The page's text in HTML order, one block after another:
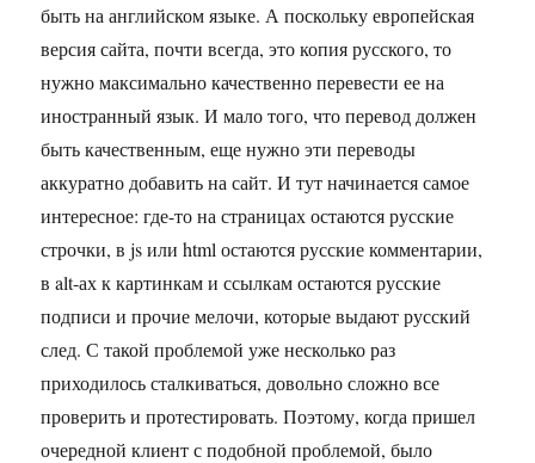
быть на английском языке. А поскольку европейская
версия сайта, почти всегда, это копия русского, то
нужно максимально качественно перевести ее на
иностранный язык. И мало того, что перевод должен
быть качественным, еще нужно эти переводы
аккуратно добавить на сайт. И тут начинается самое
интересное: где-то на страницах остаются русские
строчки, в js или html остаются русские комментарии,
в alt-ах к картинкам и ссылкам остаются русские
подписи и прочие мелочи, которые выдают русский
след. С такой проблемой уже несколько раз
приходилось сталкиваться, довольно сложно все
проверить и протестировать. Поэтому, когда пришел
очередной клиент с подобной проблемой, было